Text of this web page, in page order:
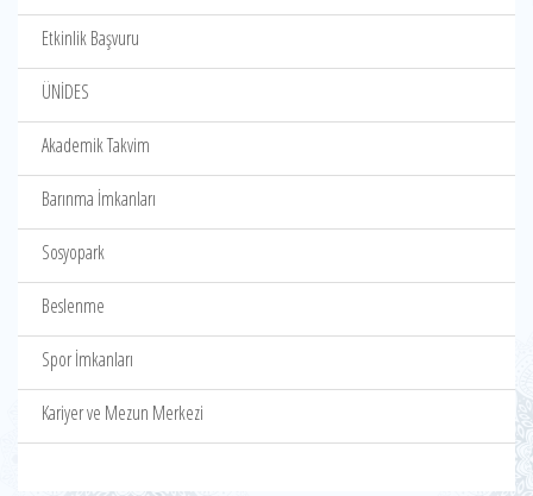
Etkinlik Başvuru
ÜNİDES
Akademik Takvim
Barınma İmkanları
Sosyopark
Beslenme
Spor İmkanları
Kariyer ve Mezun Merkezi